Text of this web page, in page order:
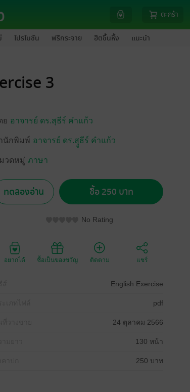
ตะกร้า
โปรโมชัน ฟรีกระจาย ฮิตขึ้นหิ้ง แนะนำ
3
ย อาจารย์ ดร.สุธีร์ คำแก้ว
นักพิมพ์ อาจารย์ ดร.สุูธีร์ คำแก้ว
วดหมู่ ภาษา
ทดลองอ่าน ซื้อ 250 บาท
No Rating
อยากได้ ซื้อเป็นของขวัญ ติดตาม แชร์
English Exercise
pdf
24 ตุลาคม 2566
130 หน้า
250 บาท